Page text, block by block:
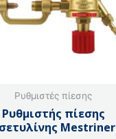
Ρυθμιστές πίεσης
Ρυθμιστής πίεσης
Mestriner